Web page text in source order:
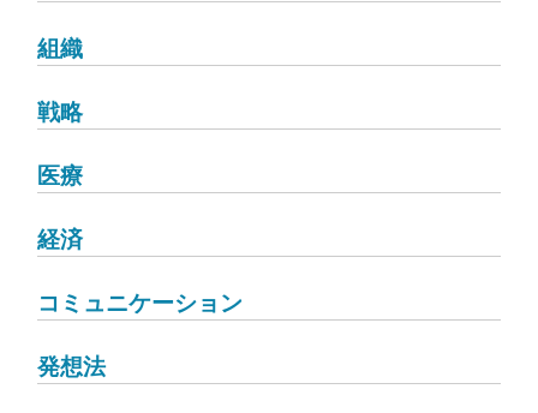
組織
戦略
医療
経済
コミュニケーション
発想法